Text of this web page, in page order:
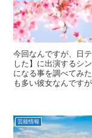
今回なんですが、日
した】に出演するシ
になる事を調べてみ
も多い彼女なんです
芸能情報